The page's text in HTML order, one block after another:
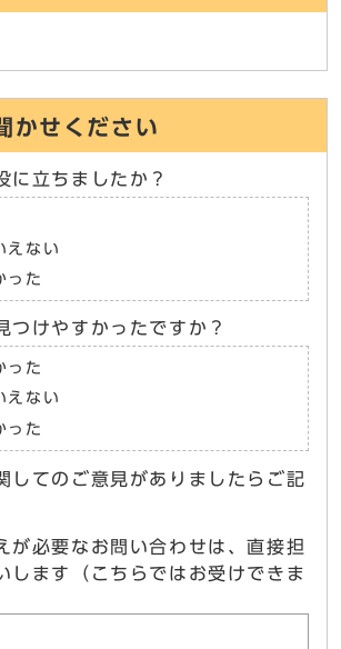
かせください
に立ちましたか？
えない
った
つけやすかったですか？
った
えない
った
してのご意見がありましたらご記
が必要なお問い合わせは、直接担
します（こちらではお受けできま